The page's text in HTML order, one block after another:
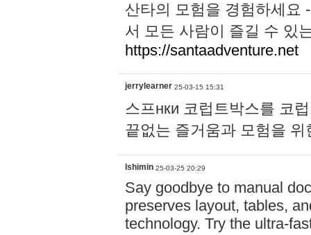
산타의 모험을 경험하세요
서 모든 사람이 즐길 수 있
https://santaadventure.net
jerrylearner 25-03-15 15:31
스프нки 코럽트박스를 코
끝없는 즐거움과 모험을
lshimin 25-03-25 20:29
Say goodbye to manual
preserves layout, tables,
technology. Try the ultra-